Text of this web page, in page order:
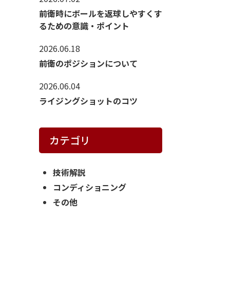
前衛時にボールを返球しやすくす
るための意識・ポイント
2026.06.18
前衛のポジションについて
2026.06.04
ライジングショットのコツ
カテゴリ
技術解説
コンディショニング
その他